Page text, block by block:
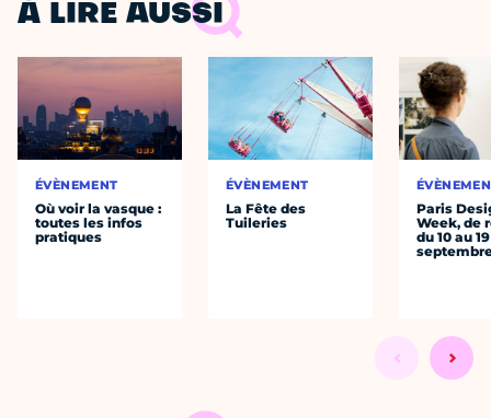
À LIRE AUSSI
ÉVÈNEMENT
Où voir la vasque :
toutes les infos
pratiques
ÉVÈNEMENT
La Fête des
Tuileries
Paris
Week, de
du 10 au 19